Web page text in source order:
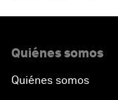
Quiénes somos
Quiénes somos